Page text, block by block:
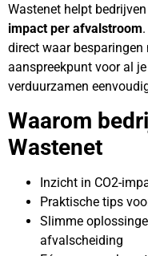
Wastenet helpt
impact per afvalstroom
direct waar besparingen
aanspreekpunt voor al
verduurzamen
Waarom
Wastenet
Inzicht in CO2-
Praktische tips
Slimme
afvalscheiding